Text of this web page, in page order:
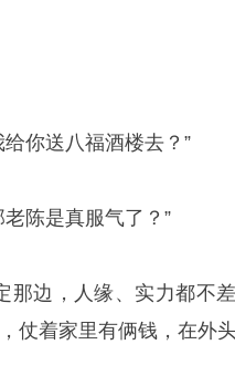
你送八福酒楼去？”
陈是真服气了？”
那边，人缘、实力都不
仗着家里有俩钱，在外